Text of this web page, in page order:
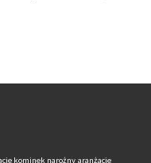
kominek narożny aranżacje